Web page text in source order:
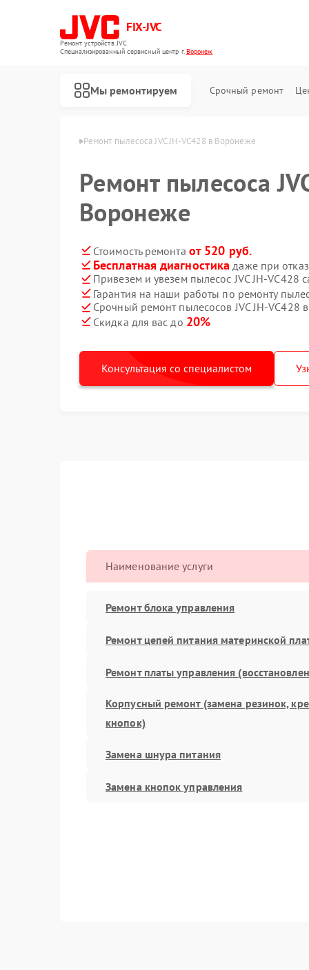
FIX-JVC
Ремонт устройств JVC
Специализированный cервисный центр г.Воронеж
Мы ремонтируем Срочный ремонт
Ремонт пылесоса JVC JH-VC428 в Воронеже
Ремонт пылесоса
Воронеже
Стоимость ремонта от 520 руб.
Бесплатная диагностика даже при
Привезем и увезем пылесос JVC JH-VC428
Гарантия на наши работы по ремонту
Срочный ремонт пылесосов JVC JH-VC428
Скидка для вас до 20%
Консультация со специалистом
Наименование услуги
Ремонт блока управления
Ремонт цепей питания материнской
Ремонт платы управления
Корпусный ремонт (замена резинок,
кнопок)
Замена шнура питания
Замена кнопок управления